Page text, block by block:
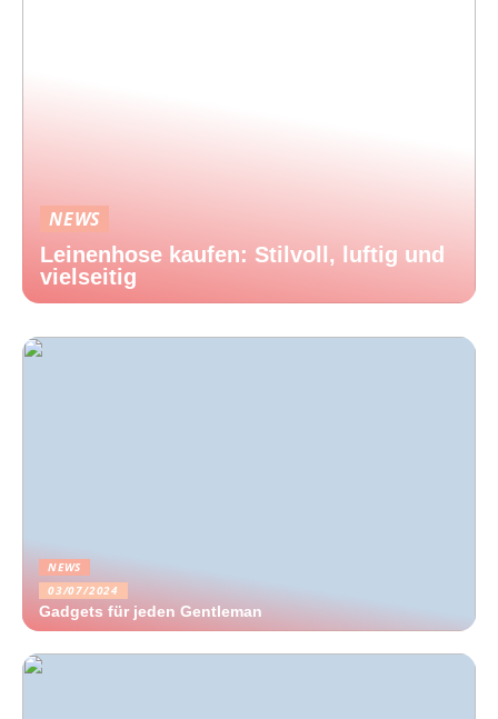
NEWS
Leinenhose kaufen: Stilvoll, luftig und
vielseitig
NEWS
03/07/2024
Gadgets für jeden Gentleman